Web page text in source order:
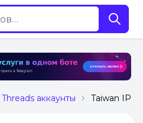
аккаунты Taiwan IP